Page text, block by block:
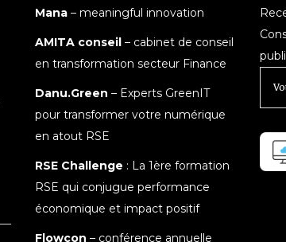
Mana – meaningful innovation
AMITA conseil – cabinet de conseil
en transformation secteur Finance
Danu.Green – Experts GreenIT
pour transformer votre numérique
en atout RSE
RSE Challenge : La 1ère formation
RSE qui conjugue performance
économique et impact positif
Flowcon – conférence annuelle